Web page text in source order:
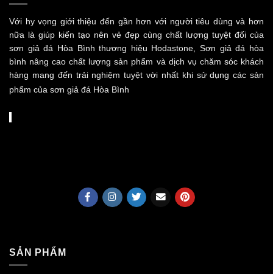
Với hy vọng giới thiệu đến gần hơn với người tiêu dùng và hơn
nữa là giúp kiến tạo nên vẻ đẹp cùng chất lượng tuyệt đối của
sơn giả đá Hòa Bình thương hiệu Hodastone, Sơn giả đá hòa
bình nâng cao chất lượng sản phẩm và dịch vụ chăm sóc khách
hàng mang đến trải nghiệm tuyệt vời nhất khi sử dụng các sản
phẩm của sơn giả đá Hòa Bình
SẢN PHẨM